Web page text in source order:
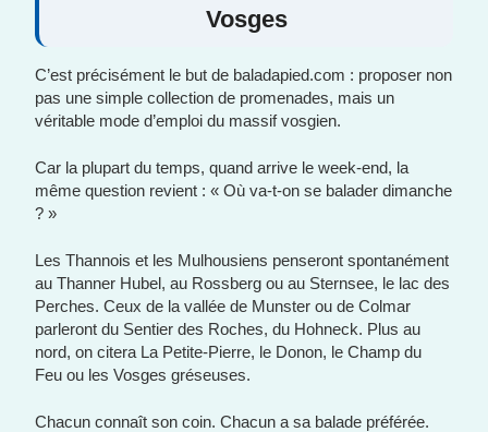
Vosges
C’est précisément le but de baladapied.com : proposer non
pas une simple collection de promenades, mais un
véritable mode d’emploi du massif vosgien.
Car la plupart du temps, quand arrive le week-end, la
même question revient : « Où va-t-on se balader dimanche
? »
Les Thannois et les Mulhousiens penseront spontanément
au Thanner Hubel, au Rossberg ou au Sternsee, le lac des
Perches. Ceux de la vallée de Munster ou de Colmar
parleront du Sentier des Roches, du Hohneck. Plus au
nord, on citera La Petite-Pierre, le Donon, le Champ du
Feu ou les Vosges gréseuses.
Chacun connaît son coin. Chacun a sa balade préférée.